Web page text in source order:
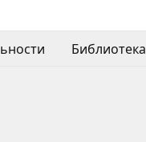
Библиотека